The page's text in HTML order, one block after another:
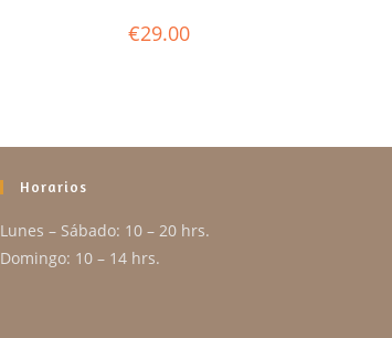
€29.00
Horarios
Lunes – Sábado: 10 – 20 hrs.
Domingo: 10 – 14 hrs.